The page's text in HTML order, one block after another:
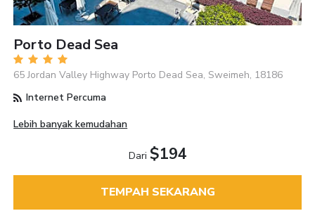
Porto Dead Sea
65 Jordan Valley Highway Porto Dead Sea, Sweimeh, 18186
Internet Percuma
Lebih banyak kemudahan
Dari $194
TEMPAH SEKARANG